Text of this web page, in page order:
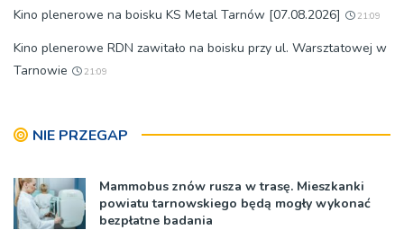
Kino plenerowe na boisku KS Metal Tarnów [07.08.2026] 21:09
Kino plenerowe RDN zawitało na boisku przy ul. Warsztatowej w
Tarnowie
21:09
NIE PRZEGAP
Mammobus znów rusza w trasę. Mieszkanki
powiatu tarnowskiego będą mogły wykonać
bezpłatne badania